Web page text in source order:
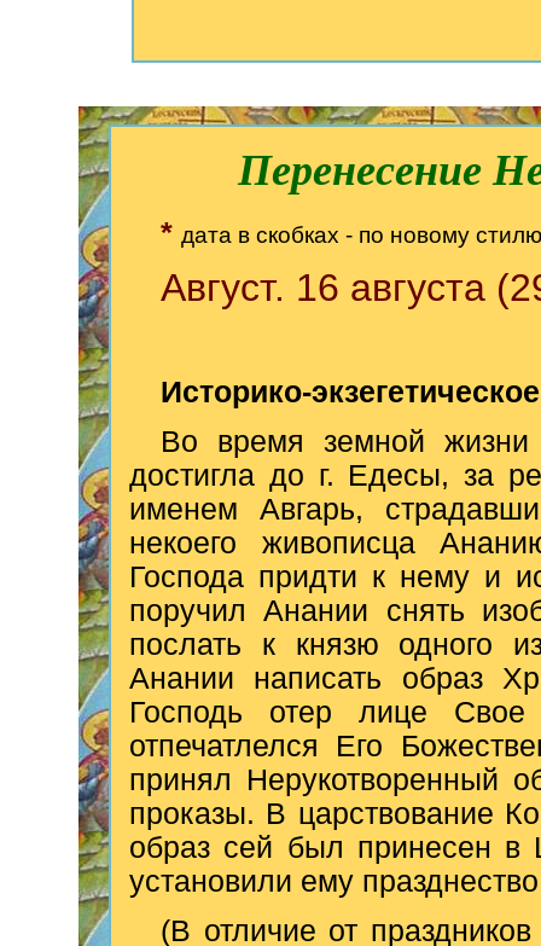
Перенесение
* дата в скобках - по новому стилю
Август. 16 августа
Историко-
Во время земной жизни
достигла до г. Едесы, за
именем Авгарь,
некоего живописца
Господа придти к нему и
поручил Анании снять
послать к князю одного
Анании написать образ
Господь отер лице
отпечатлелся Его
принял Нерукотворенный
проказы. В царствование
образ сей был принесен в
установили ему
(В отличие от